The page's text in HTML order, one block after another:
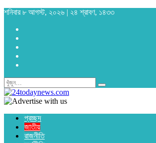
শনিবার ৮ আগস্ট, ২০২৬ | ২৪ শ্রাবণ, ১৪৩৩
প্রচ্ছদ
জাতীয়
রাজনীতি